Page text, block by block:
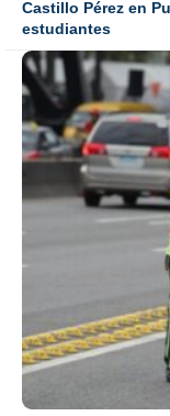
Castillo Pérez en
estudiantes